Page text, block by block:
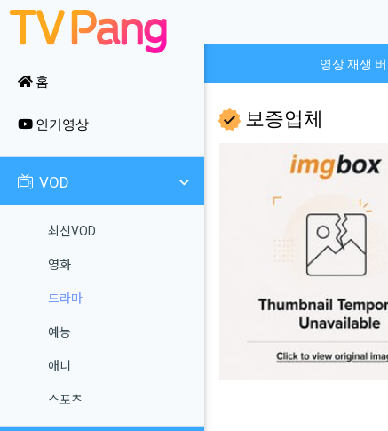
홈
인기영상
VOD
최신VOD
영화
드라마
예능
애니
스포츠
영상 재생
보증업체